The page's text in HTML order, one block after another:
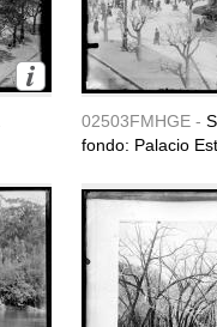
02503FMHGE -
fondo: Palacio